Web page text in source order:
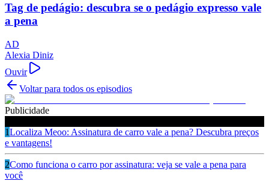
Tag de pedágio: descubra se o pedágio expresso vale
a pena
AD
Alexia Diniz
Ouvir
Voltar para todos os episodios
Publicidade
1Localiza Meoo: Assinatura de carro vale a pena? Descubra preços
e vantagens!
2Como funciona o carro por assinatura: veja se vale a pena para
você